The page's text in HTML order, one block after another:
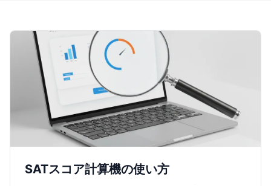
SATスコア計算機の使い方